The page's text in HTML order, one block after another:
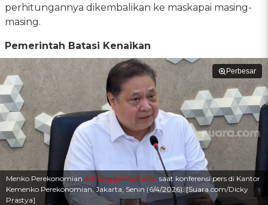
perhitungannya dikembalikan ke maskapai masing-
masing.
Pemerintah Batasi Kenaikan
Perbesar
Menko Perekonomian Airlangga Hartarto saat konferensi pers di Kantor
Kemenko Perekonomian, Jakarta, Senin (6/4/2026). [Suara.com/Dicky
Prastya]